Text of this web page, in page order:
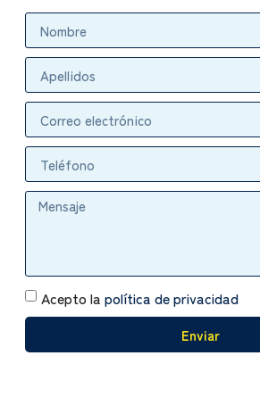
Acepto la política de privacidad
Enviar